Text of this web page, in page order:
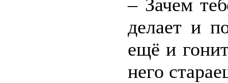
– Зачем
делает и
ещё и
него